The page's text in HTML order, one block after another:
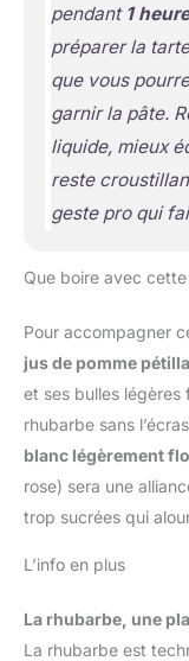
pendant 1
préparer la
que vous
garnir la pâte.
liquide, mieux
reste
geste pro qui
Que boire avec
Pour accompagner
jus de pomme
et ses bulles légères
rhubarbe sans
blanc légèrement
rose) sera une
trop sucrées qui
L’info en plus
La rhubarbe, une
La rhubarbe est